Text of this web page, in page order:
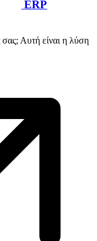
ERP
σας; Αυτή είναι η λύση